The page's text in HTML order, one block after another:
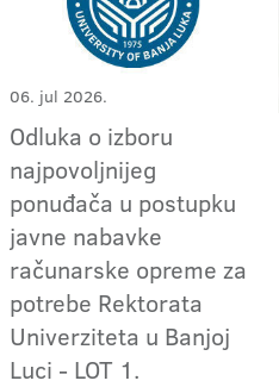
06. jul 2026.
Odluka o izboru
najpovoljnijeg
ponuđača u postupku
javne nabavke
računarske opreme za
potrebe Rektorata
Univerziteta u Banjoj
Luci - LOT 1.